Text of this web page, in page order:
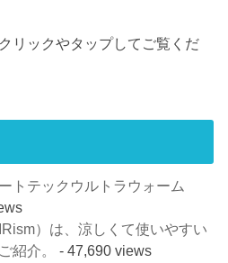
リックやタップしてご覧くだ
トテックウルトラウォーム
）は、涼しくて使いやすい
紹介。
- 47,690 views